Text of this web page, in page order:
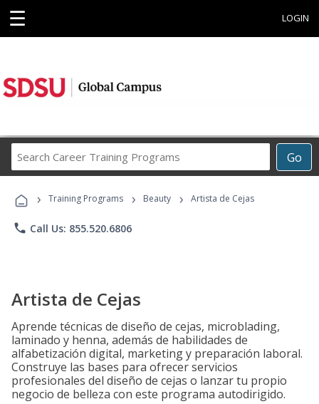
☰ LOGIN
Go
Career
Programs
› Training Programs › Beauty › Artista de Cejas
phone Call Us: 855.520.6806
Artista de Cejas
Aprende técnicas de diseño de cejas, microblading,
laminado y henna, además de habilidades de
alfabetización digital, marketing y preparación laboral.
Construye las bases para ofrecer servicios
profesionales del diseño de cejas o lanzar tu propio
negocio de belleza con este programa autodirigido.